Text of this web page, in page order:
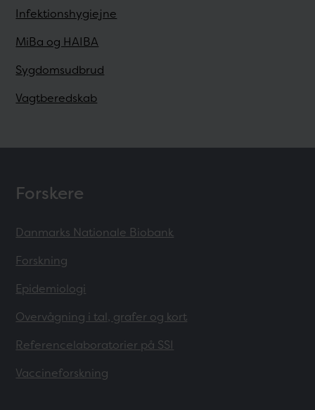
Infektionshygiejne
MiBa og HAIBA
Sygdomsudbrud
Vagtberedskab
Forskere
Danmarks Nationale Biobank
Forskning
Epidemiologi
Overvågning i tal, grafer og kort
Referencelaboratorier på SSI
Vaccineforskning